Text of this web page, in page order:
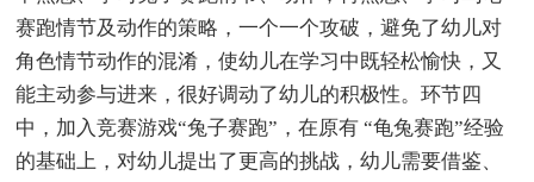
赛跑情节及动作的策略，一个一个攻破，避免了幼儿对
角色情节动作的混淆，使幼儿在学习中既轻松愉快，又
能主动参与进来，很好调动了幼儿的积极性。环节四
中，加入竞赛游戏“兔子赛跑”，在原有 “龟兔赛跑”经验
的基础上，对幼儿提出了更高的挑战，幼儿需要借鉴、